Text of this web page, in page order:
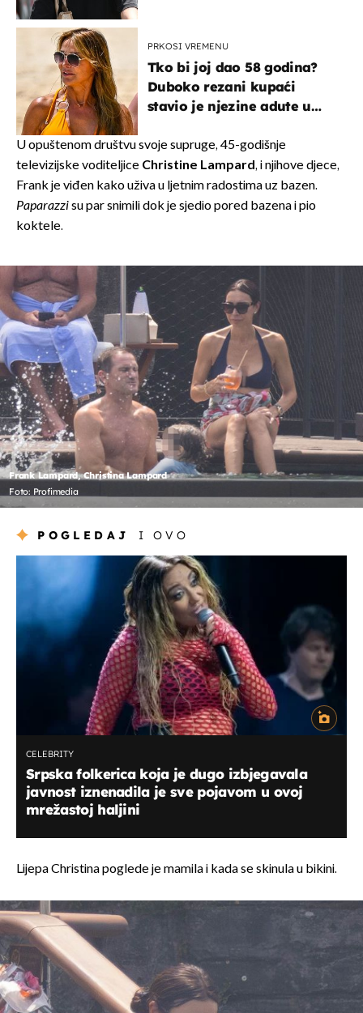
PRKOSI VREMENU
Tko bi joj dao 58 godina?
Duboko rezani kupaći
stavio je njezine adute u
U opuštenom društvu svoje supruge, 45-godišnje
televizijske voditeljice Christine Lampard, i njihove djece,
Frank je viđen kako uživa u ljetnim radostima uz bazen.
Paparazzisu par snimili dok je sjedio pored bazena i pio
koktele.
Frank Lampard, Christina Lampard
Foto: Profimedia
POGLEDAJ I OVO
CELEBRITY
Srpska folkerica koja je dugo izbjegavala
javnost iznenadila je sve pojavom u ovoj
mrežastoj haljini
Lijepa Christina poglede je mamila i kada se skinula u bikini.